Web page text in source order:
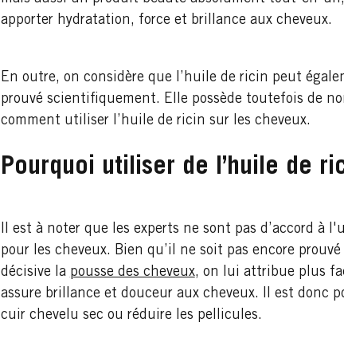
apporter hydratation, force et brillance aux cheveux.
En outre, on considère que l’huile de ricin peut
prouvé scientifiquement. Elle possède toutefois de
comment utiliser l’huile de ricin sur les cheveux.
Pourquoi utiliser de l’huile de
Il est à noter que les experts ne sont pas d’accord
pour les cheveux. Bien qu’il ne soit pas encore
décisive la pousse des cheveux, on lui attribue plus
assure brillance et douceur aux cheveux. Il est donc
cuir chevelu sec ou réduire les pellicules.